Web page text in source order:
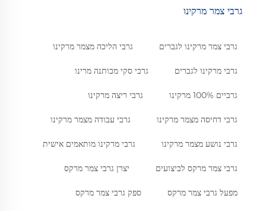
גרבי צמר מרקינו
גרבי צמר מרקינו לגברים גרבי הליכה מצמר מרקינו
גרבי מרקינו לגברים גרבי סקי מכותנה מרינו
גרביים 100% מרקינו גרבי ריצה מרקינו
גרבי דחיסה מצמר מרקינו גרבי עבודה מצמר מרקינו
גרבי נושע מצמר מרקינו גרבי מרקינו מותאמים אישית
גרבי צמר מרקס לביצועים יצרן גרבי צמר מרקס
מפעל גרבי צמר מרקס ספק גרבי צמר מרקס